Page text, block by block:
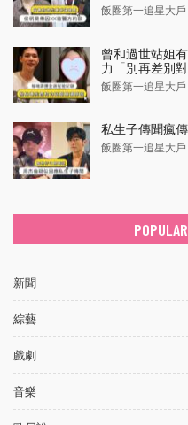
飯圈第一追星大戶
曾和過世站姐
力「別再差別
飯圈第一追星大戶
私生子傳聞瘋
飯圈第一追星大戶
新聞
綜藝
戲劇
音樂